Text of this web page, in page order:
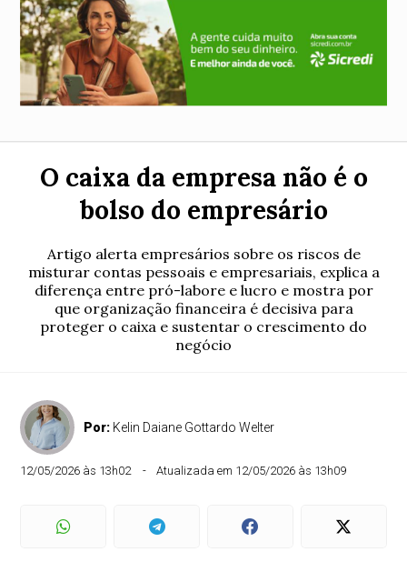
O caixa da empresa não é o
bolso do empresário
Artigo alerta empresários sobre os riscos de
misturar contas pessoais e empresariais, explica a
diferença entre pró-labore e lucro e mostra por
que organização financeira é decisiva para
proteger o caixa e sustentar o crescimento do
negócio
Por: Kelin Daiane Gottardo Welter
12/05/2026 às 13h02 Atualizada em 12/05/2026 às 13h09